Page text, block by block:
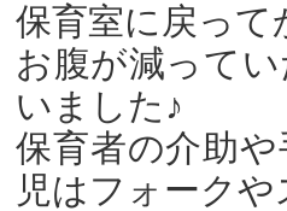
保育室に戻って
お腹が減って
いました♪
保育者の介助
児はフォーク